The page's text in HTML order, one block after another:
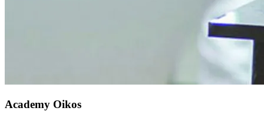
Academy Oikos